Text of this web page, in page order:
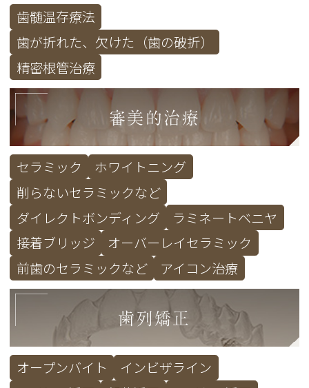
歯髄温存療法
歯が折れた、欠けた（歯の破折）
精密根管治療
審美的治療
セラミック
ホワイトニング
削らないセラミックなど
ダイレクトボンディング
ラミネートベニヤ
接着ブリッジ
オーバーレイセラミック
前歯のセラミックなど
アイコン治療
歯列矯正
オープンバイト
インビザライン